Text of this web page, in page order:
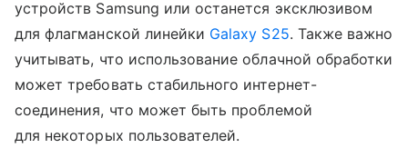
устройств Samsung или останется эксклюзивом
для флагманской линейки Galaxy S25. Также важно
учитывать, что использование облачной обработки
может требовать стабильного интернет-
соединения, что может быть проблемой
для некоторых пользователей.